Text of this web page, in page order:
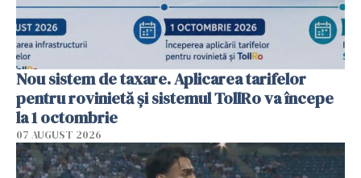
Nou sistem de taxare. Aplicarea tarifelor
pentru rovinietă şi sistemul TollRo va începe
la 1 octombrie
07 AUGUST 2026